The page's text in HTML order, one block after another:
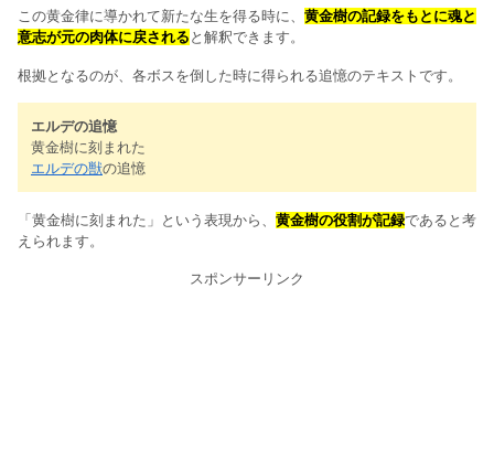
この黄金律に導かれて新たな生を得る時に、 黄金樹の記録をもとに魂と
意志が元の肉体に戻される と解釈できます。
根拠となるのが、各ボスを倒した時に得られる追憶のテキストです。
エルデの追憶
黄金樹に刻まれた
エルデの獣の追憶
「黄金樹に刻まれた」という表現から、 黄金樹の役割が記録であると考
えられます。
スポンサーリンク